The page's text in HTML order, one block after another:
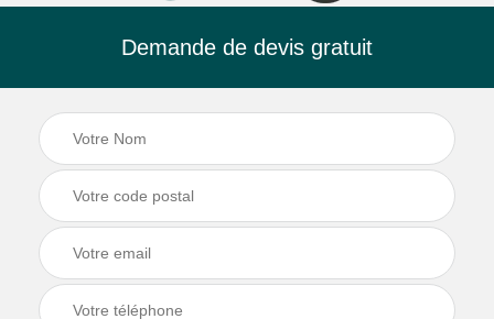
Demande de devis gratuit